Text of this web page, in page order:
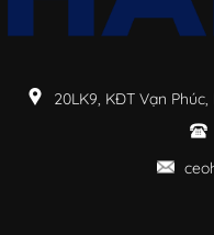
20LK9, KĐT Vạn